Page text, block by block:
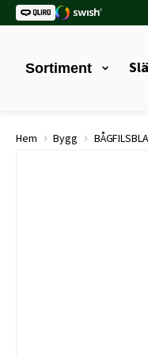
Sortiment
Hem › Bygg ›